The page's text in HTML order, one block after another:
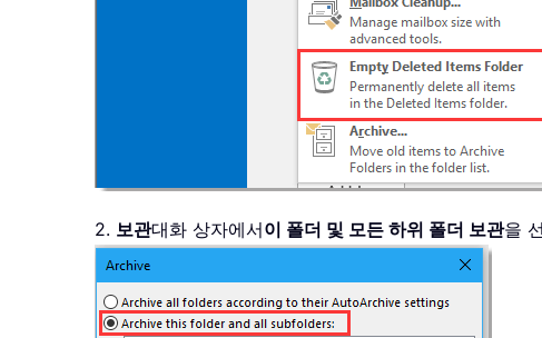
2. 보관대화 상자에서이 폴더 및 모든 하위 폴더 보관을